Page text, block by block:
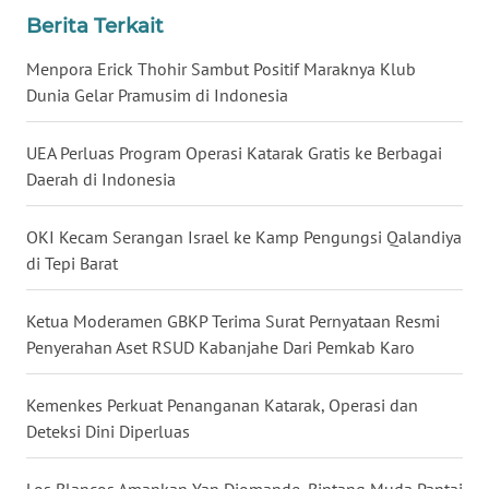
Berita Terkait
Menpora Erick Thohir Sambut Positif Maraknya Klub
Dunia Gelar Pramusim di Indonesia
UEA Perluas Program Operasi Katarak Gratis ke Berbagai
Daerah di Indonesia
OKI Kecam Serangan Israel ke Kamp Pengungsi Qalandiya
di Tepi Barat
Ketua Moderamen GBKP Terima Surat Pernyataan Resmi
Penyerahan Aset RSUD Kabanjahe Dari Pemkab Karo
Kemenkes Perkuat Penanganan Katarak, Operasi dan
Deteksi Dini Diperluas
SULBAR
WN
BABEL
WN
SUMBAR
WN
SUMSEL
WN
BENGKULU
WN
LAMPUNG